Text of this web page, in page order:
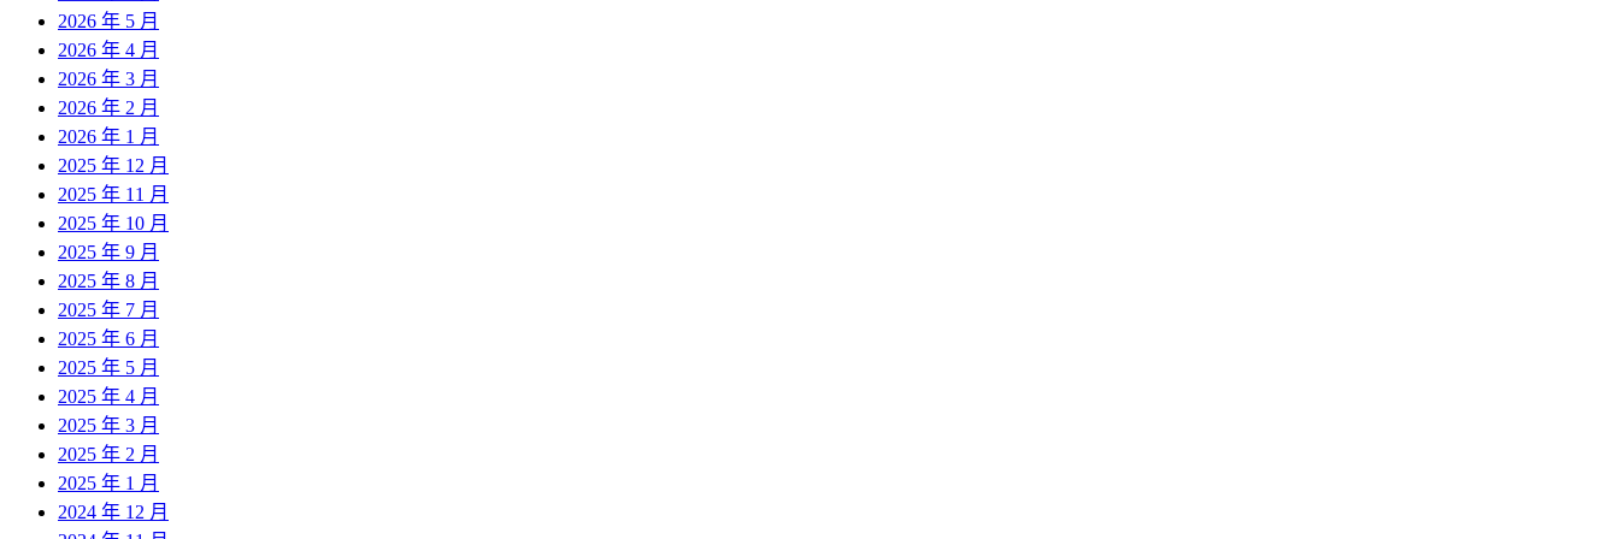
2026 年 5 月
2026 年 4 月
2026 年 3 月
2026 年 2 月
2026 年 1 月
2025 年 12 月
2025 年 11 月
2025 年 10 月
2025 年 9 月
2025 年 8 月
2025 年 7 月
2025 年 6 月
2025 年 5 月
2025 年 4 月
2025 年 3 月
2025 年 2 月
2025 年 1 月
2024 年 12 月